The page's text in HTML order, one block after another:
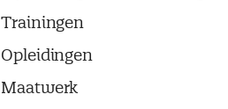
Trainingen
Opleidingen
Maatwerk